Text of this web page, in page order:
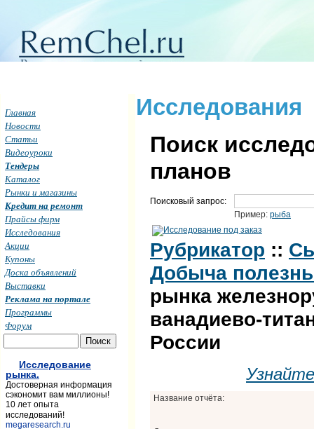
Исследования
Поиск
планов
Поисковый запрос:
Пример: рыба
Рубрикатор ::
Добыча
рынка
ванадиево-
России
Название отчёта:
Главная
Новости
Статьи
Видеоуроки
Тендеры
Каталог
Рынки и магазины
Кредит на ремонт
Прайсы фирм
Исследования
Акции
Купоны
Доска объявлений
Выставки
Реклама на портале
Программы
Форум
Исследование
рынка.
Достоверная информация
сэкономит вам миллионы!
10 лет опыта
исследований!
megaresearch.ru